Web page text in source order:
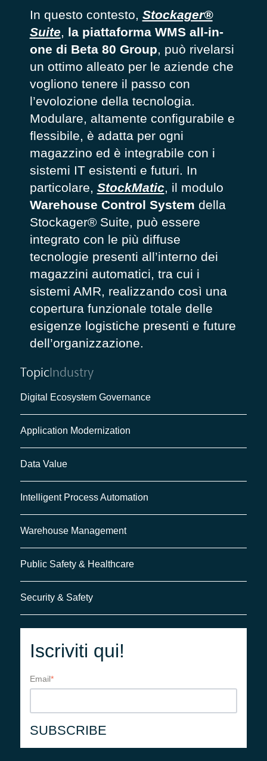
In questo contesto, Stockager®
Suite, la piattaforma WMS all-in-
one di Beta 80 Group, può rivelarsi
un ottimo alleato per le aziende che
vogliono tenere il passo con
l’evolozione della tecnologia.
Modulare, altamente configurabile e
flessibile, è adatta per ogni
magazzino ed è integrabile con i
sistemi IT esistenti e futuri. In
particolare, StockMatic, il modulo
Warehouse Control System della
Stockager® Suite, può essere
integrato con le più diffuse
tecnologie presenti all’interno dei
magazzini automatici, tra cui i
sistemi AMR, realizzando così una
copertura funzionale totale delle
esigenze logistiche presenti e future
dell’organizzazione.
TopicIndustry
Digital Ecosystem Governance
Application Modernization
Data Value
Intelligent Process Automation
Warehouse Management
Public Safety & Healthcare
Security & Safety
Iscriviti qui!
Email*